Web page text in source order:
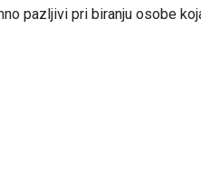
pazljivi pri biranju osobe